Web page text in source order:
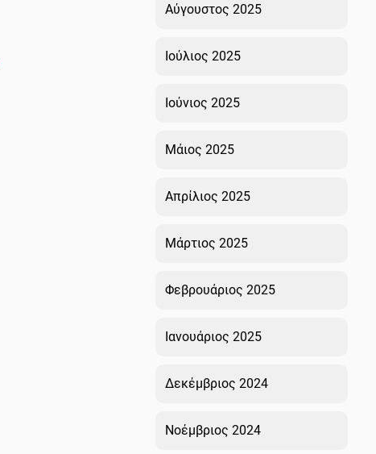
Αύγουστος 2025
Ιούλιος 2025
Ιούνιος 2025
Μάιος 2025
Απρίλιος 2025
Μάρτιος 2025
Φεβρουάριος 2025
Ιανουάριος 2025
Δεκέμβριος 2024
Νοέμβριος 2024